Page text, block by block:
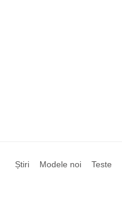
Știri Modele noi Teste